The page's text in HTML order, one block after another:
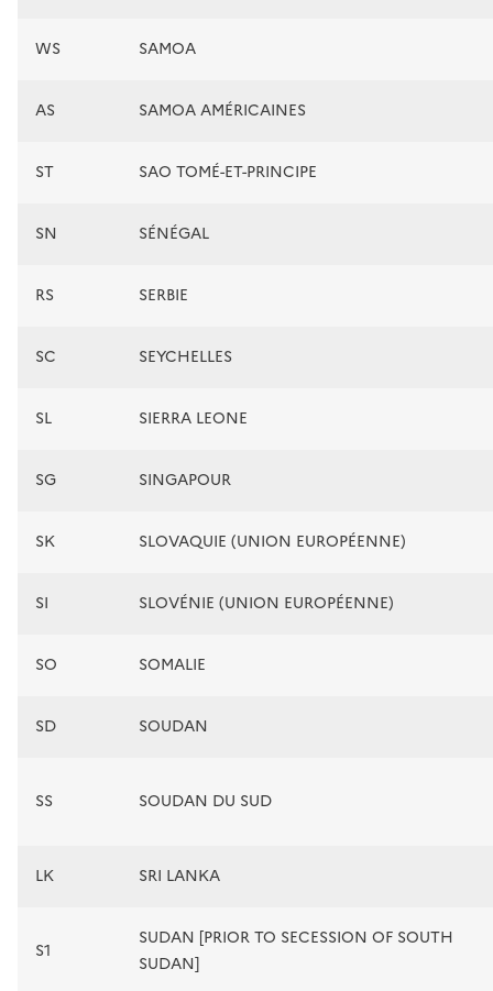
WS SAMOA
AS SAMOA AMÉRICAINES
ST SAO TOMÉ-ET-PRINCIPE
SN SÉNÉGAL
RS SERBIE
SC SEYCHELLES
SL SIERRA LEONE
SG SINGAPOUR
SK SLOVAQUIE (UNION EUROPÉENNE)
SI SLOVÉNIE (UNION EUROPÉENNE)
SO SOMALIE
SD SOUDAN
SS SOUDAN DU SUD
LK SRI LANKA
S1
SUDAN [PRIOR TO SECESSION OF SOUTH
SUDAN]